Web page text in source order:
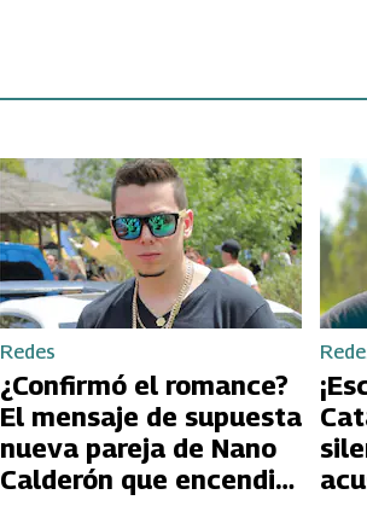
Redes
¿Confirmó el romance?
El mensaje de supuesta
nueva pareja de Nano
Calderón que encendió